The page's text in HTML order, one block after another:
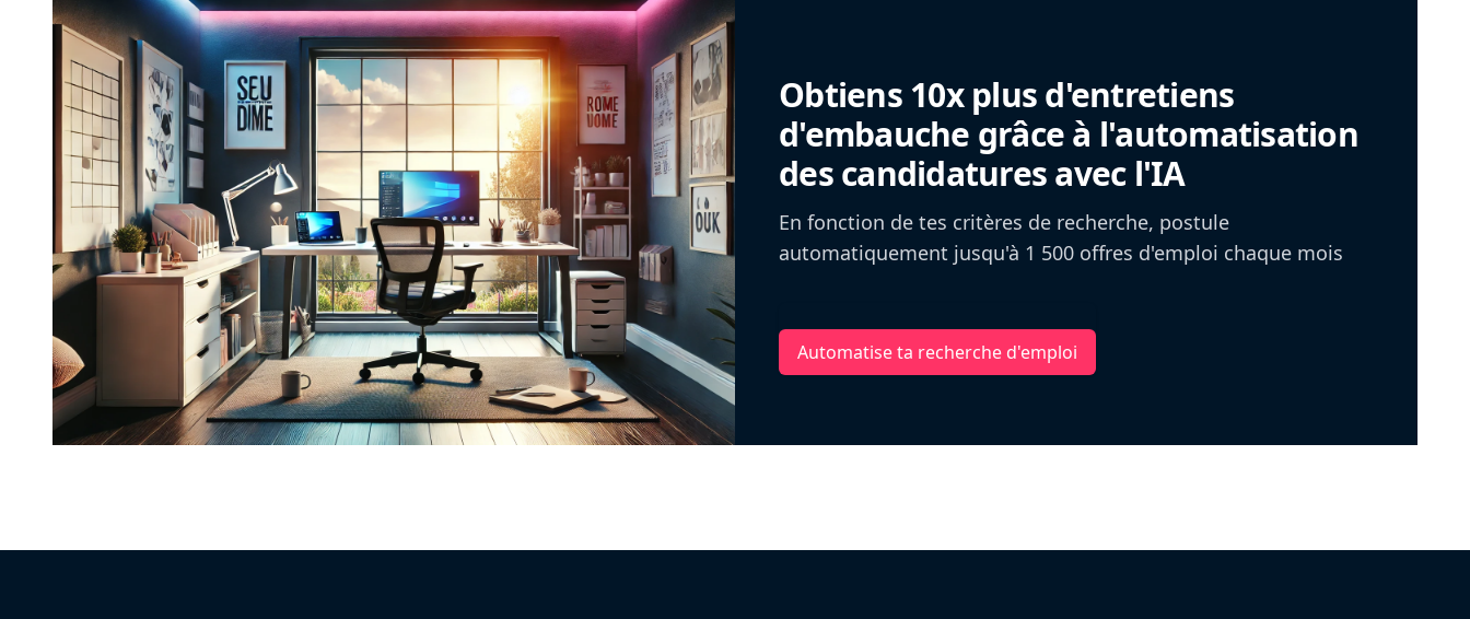
Obtiens 10x plus d'entretiens
d'embauche grâce à l'automatisation
des candidatures avec l'IA
En fonction de tes critères de recherche, postule
automatiquement jusqu'à 1 500 offres d'emploi chaque mois
Automatise ta recherche d'emploi